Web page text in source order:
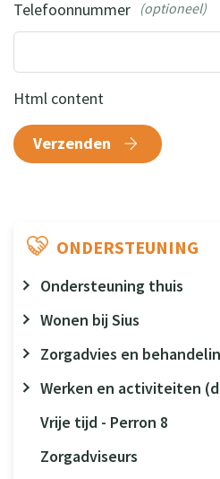
ONDERSTEUNING
Ondersteuning thuis
Wonen bij Sius
Zorgadvies en
Werken en activiteiten
Vrije tijd - Perron 8
Zorgadviseurs
Telefoonnummer (optioneel)
Html content
Verzenden